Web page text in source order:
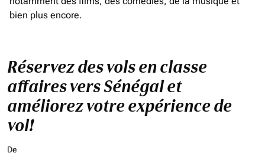
bien plus encore.
Réservez des vols en classe
affaires vers Sénégal et
améliorez votre expérience de
vol!
De